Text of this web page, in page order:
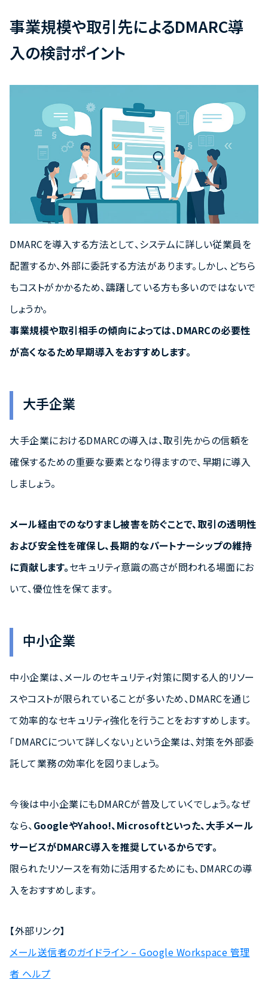
事業規模や取引先によるDMARC導
入の検討ポイント
DMARCを導入する方法として、システムに詳しい従業員を
配置するか、外部に委託する方法があります。しかし、どちら
もコストがかかるため、躊躇している方も多いのではないで
しょうか。
事業規模や取引相手の傾向によっては、DMARCの必要性
が高くなるため早期導入をおすすめします。
大手企業
大手企業におけるDMARCの導入は、取引先からの信頼を
確保するための重要な要素となり得ますので、早期に導入
しましょう。
メール経由でのなりすまし被害を防ぐことで、取引の透明性
および安全性を確保し、長期的なパートナーシップの維持
に貢献します。セキュリティ意識の高さが問われる場面にお
いて、優位性を保てます。
中小企業
中小企業は、メールのセキュリティ対策に関する人的リソー
スやコストが限られていることが多いため、DMARCを通じ
て効率的なセキュリティ強化を行うことをおすすめします。
「DMARCについて詳しくない」という企業は、対策を外部委
託して業務の効率化を図りましょう。
今後は中小企業にもDMARCが普及していくでしょう。なぜ
なら、GoogleやYahoo!、Microsoftといった、大手メール
サービスがDMARC導入を推奨しているからです。
限られたリソースを有効に活用するためにも、DMARCの導
入をおすすめします。
【外部リンク】
メール送信者のガイドライン – Google Workspace 管理
者 ヘルプ